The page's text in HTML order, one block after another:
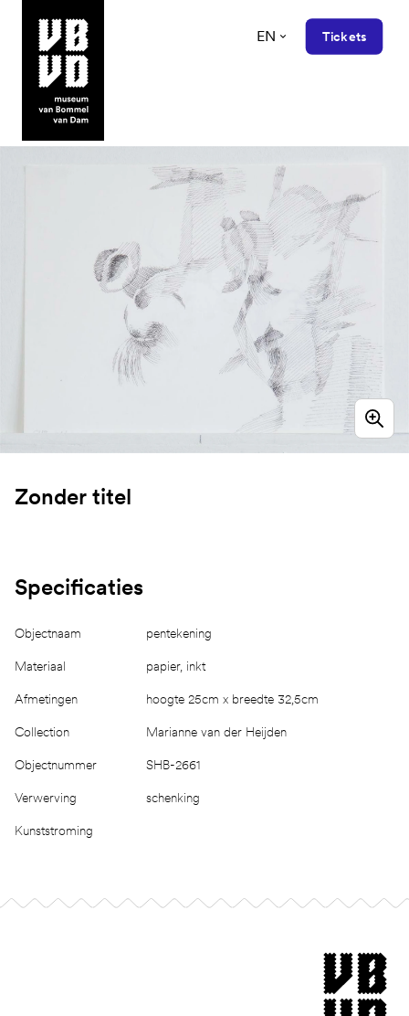
museum van Bommel van Dam
EN Tickets
Zonder titel
Specificaties
Objectnaam pentekening
Materiaal papier, inkt
Afmetingen hoogte 25cm x breedte 32,5cm
Collection Marianne van der Heijden
Objectnummer SHB-2661
Verwerving schenking
Kunststroming
museum van